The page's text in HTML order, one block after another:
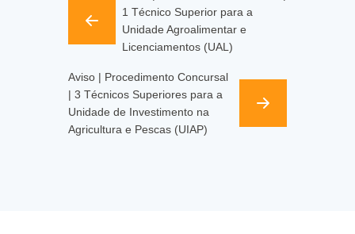
1 Técnico Superior para a
Unidade Agroalimentar e
Licenciamentos (UAL)
Aviso | Procedimento Concursal
| 3 Técnicos Superiores para a
Unidade de Investimento na
Agricultura e Pescas (UIAP)